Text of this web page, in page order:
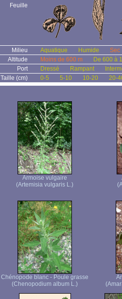
Feuille
Milieu Aquatique Humide
Sec
Altitude
Moins de 600 m
De 600 à
Port
Dressé Rampant
Taille (cm)
0-5 5-10 10-20 20-
Armoise vulgaire
(Artemisia vulgaris L.)
Chénopode blanc - Poule grasse
(Chenopodium album L.)